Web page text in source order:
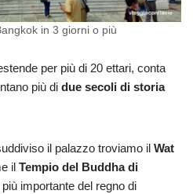
in 3 giorni o più
per più di 20 ettari, conta
più di due secoli di storia
il palazzo troviamo il Wat
il Tempio del Buddha di
importante del regno di